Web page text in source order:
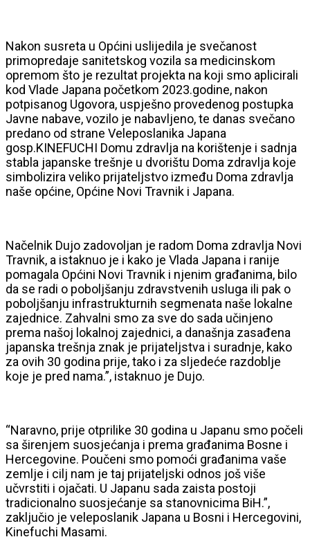
Nakon susreta u Općini uslijedila je svečanost
primopredaje sanitetskog vozila sa medicinskom
opremom što je rezultat projekta na koji smo aplicirali
kod Vlade Japana početkom 2023.godine, nakon
potpisanog Ugovora, uspješno provedenog postupka
Javne nabave, vozilo je nabavljeno, te danas svečano
predano od strane Veleposlanika Japana
gosp.KINEFUCHI Domu zdravlja na korištenje i sadnja
stabla japanske trešnje u dvorištu Doma zdravlja koje
simbolizira veliko prijateljstvo između Doma zdravlja
naše općine, Općine Novi Travnik i Japana.
Načelnik Dujo zadovoljan je radom Doma zdravlja Novi
Travnik, a istaknuo je i kako je Vlada Japana i ranije
pomagala Općini Novi Travnik i njenim građanima, bilo
da se radi o poboljšanju zdravstvenih usluga ili pak o
poboljšanju infrastrukturnih segmenata naše lokalne
zajednice. Zahvalni smo za sve do sada učinjeno
prema našoj lokalnoj zajednici, a današnja zasađena
japanska trešnja znak je prijateljstva i suradnje, kako
za ovih 30 godina prije, tako i za sljedeće razdoblje
koje je pred nama.”, istaknuo je Dujo.
“Naravno, prije otprilike 30 godina u Japanu smo počeli
sa širenjem suosjećanja i prema građanima Bosne i
Hercegovine. Poučeni smo pomoći građanima vaše
zemlje i cilj nam je taj prijateljski odnos još više
učvrstiti i ojačati. U Japanu sada zaista postoji
tradicionalno suosjećanje sa stanovnicima BiH.”,
zaključio je veleposlanik Japana u Bosni i Hercegovini,
Kinefuchi Masami.